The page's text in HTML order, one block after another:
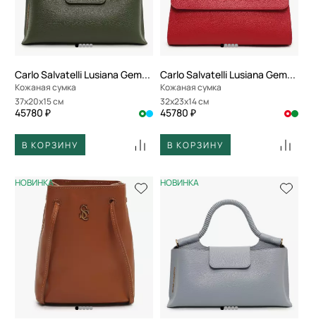
Carlo Salvatelli Lusiana Gemma
Кожаная сумка
37x20x15 см
45780 ₽
В КОРЗИНУ
Carlo Salvatelli Lusiana Gemma
Кожаная сумка
32x23x14 см
45780 ₽
В КОРЗИНУ
НОВИНКА НОВИНКА